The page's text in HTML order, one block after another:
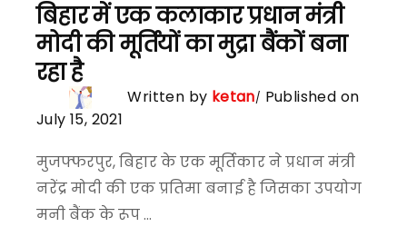
बिहार में एक कलाकार प्रधान मंत्री
मोदी की मूर्तियों का मुद्रा बैंकों बना
रहा है
Written by ketan Published on
July 15, 2021
मुजफ्फरपुर, बिहार के एक मूर्तिकार ने प्रधान मंत्री
नरेंद्र मोदी की एक प्रतिमा बनाई है जिसका उपयोग
मनी बैंक के रूप ...